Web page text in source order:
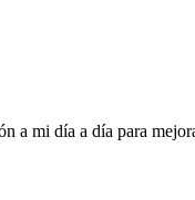
a mi día a día para